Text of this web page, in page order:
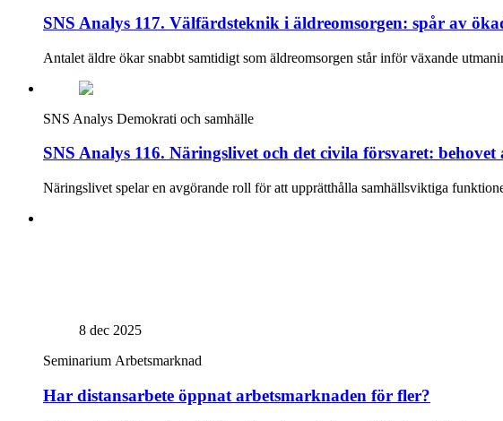
SNS Analys 117. Välfärdsteknik i äldreomsorgen: spår av
Antalet äldre ökar snabbt samtidigt som äldreomsorgen står inför växande
SNS Analys Demokrati och samhälle
SNS Analys 116. Näringslivet och det civila försvaret:
Näringslivet spelar en avgörande roll för att upprätthålla samhällsviktiga
8 dec 2025
Seminarium Arbetsmarknad
Har distansarbete öppnat arbetsmarknaden för fler?